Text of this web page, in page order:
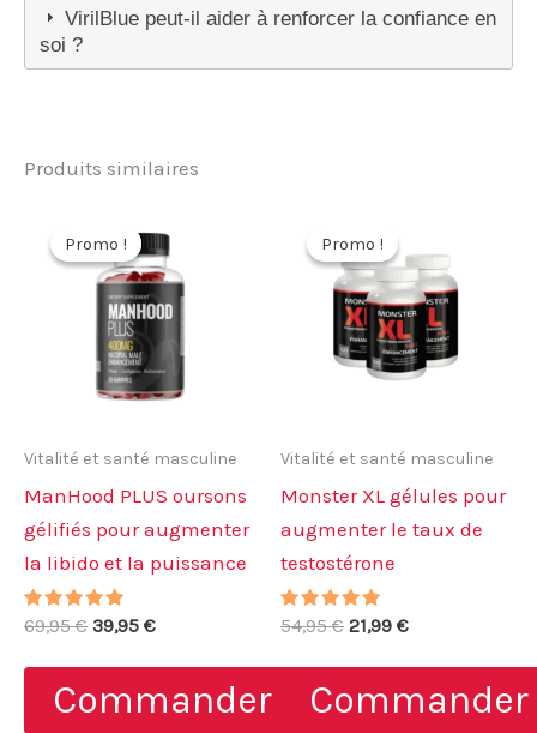
VirilBlue peut-il aider à renforcer la confiance en
soi ?
Produits similaires
Promo !
Promo !
Vitalité et santé masculine
ManHood PLUS oursons
gélifiés pour augmenter
la libido et la puissance
Note
69,95€ Le
initial
était :
69,95 €.
39,95 €Le
actuel
est :
39,95 €.
Commander
Promo !
Promo !
Vitalité et santé masculine
Monster XL gélules pour
augmenter le taux de
testostérone
Note
54,95€ Le
initial
était :
54,95 €.
21,99 €Le
actuel
est :
21,99 €.
Commander